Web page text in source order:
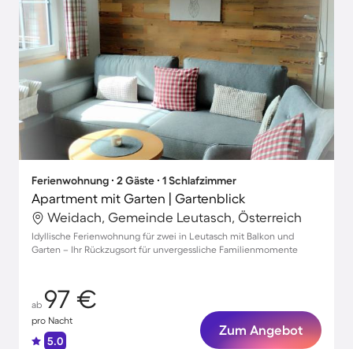
Ferienwohnung ∙ 2 Gäste ∙ 1 Schlafzimmer
Apartment mit Garten | Gartenblick
Weidach, Gemeinde Leutasch, Österreich
Idyllische Ferienwohnung für zwei in Leutasch mit Balkon und
Garten – Ihr Rückzugsort für unvergessliche Familienmomente
ab 97 €
pro Nacht
5.0
Zum Angebot